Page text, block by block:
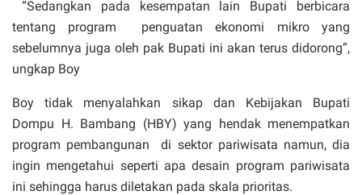
“Sedangkan pada kesempatan lain Bupati berbicara
tentang program penguatan ekonomi mikro yang
sebelumnya juga oleh pak Bupati ini akan terus didorong”,
ungkap Boy
Boy tidak menyalahkan sikap dan Kebijakan Bupati
Dompu H. Bambang (HBY) yang hendak menempatkan
program pembangunan di sektor pariwisata namun, dia
ingin mengetahui seperti apa desain program pariwisata
ini sehingga harus diletakan pada skala prioritas.